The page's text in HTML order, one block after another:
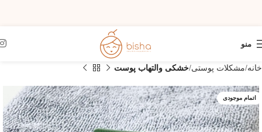
منو
خانه مشکلات پوستی خشکی والتهاب پوست
اتمام موجودی